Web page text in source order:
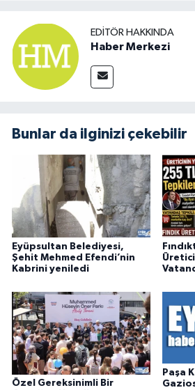
EDITÖR HAKKINDA
Haber Merkezi
Bunlar da ilginizi çekebilir
Eyüpsultan Belediyesi,
Şehit Mehmed Efendi’nin
Kabrini yeniledi
Özel Gereksinimli Bir
Paşa